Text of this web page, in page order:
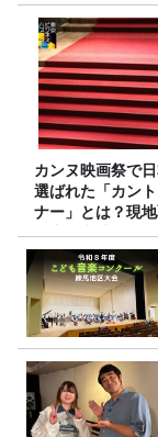
カンヌ映画祭で
選ばれた「カン
ナー」とは？現
選出の意味